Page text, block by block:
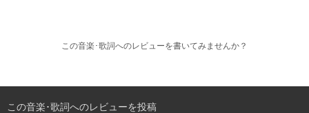
この音楽･歌詞へのレビューを書いてみませんか？
この音楽･歌詞へのレビューを投稿